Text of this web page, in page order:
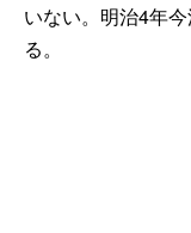
いない。明治4年
る。